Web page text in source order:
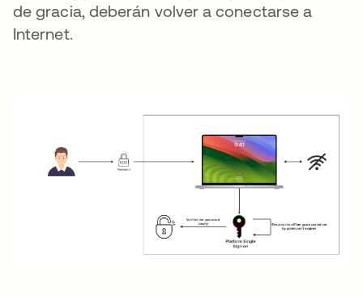
de gracia, deberán volver a conectarse a
Internet.